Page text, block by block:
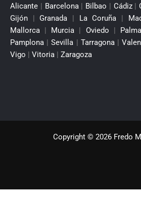
Alicante | Barcelona | Bilbao | Cádiz |
Gijón | Granada | La Coruña |
Mallorca | Murcia | Oviedo |
Pamplona | Sevilla | Tarragona |
Vigo | Vitoria | Zaragoza
Copyright © 2026 Fredo